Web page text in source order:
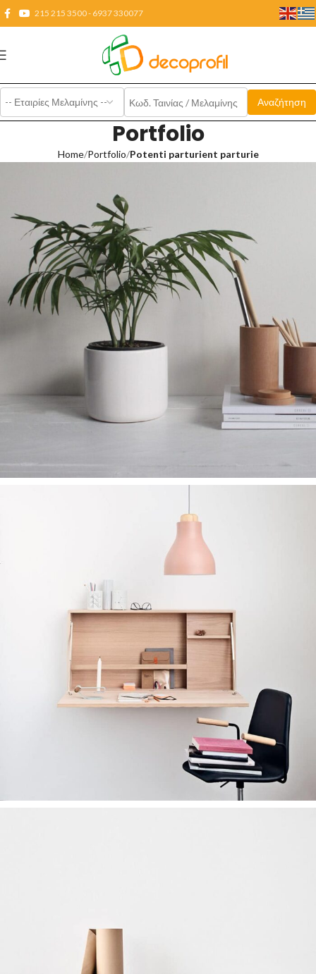
215 215 3500 - 6937 330077
Portfolio
Home Portfolio Potenti parturient parturie